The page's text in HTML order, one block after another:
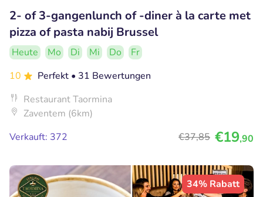
2- of 3-gangenlunch of -diner à la carte met
pizza of pasta nabij Brussel
Heute Mo Di Mi Do
Fr
10
Perfekt • 31 Bewertungen
Restaurant Taormina
Zaventem (6km)
Verkauft: 372
€37,85 €19,90
34% Rabatt